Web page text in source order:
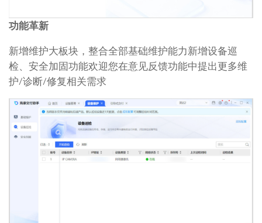
功能革新
新增维护大板块，整合全部基础维护能力新增设备巡
检、安全加固功能欢迎您在意见反馈功能中提出更多维
护/诊断/修复相关需求